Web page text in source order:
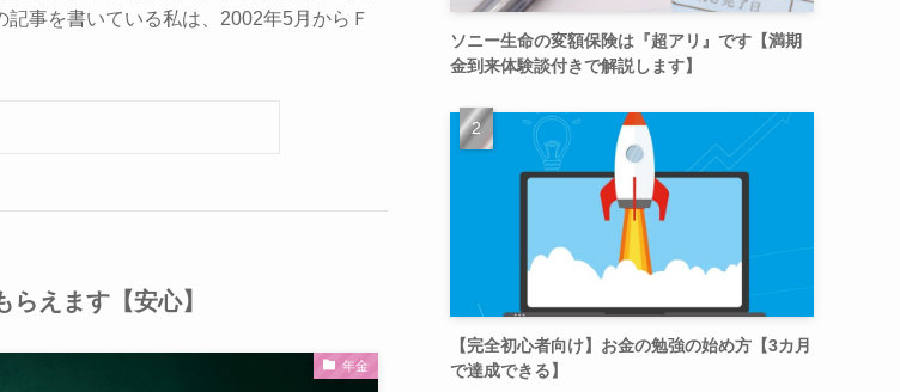
事を書いている私は、2002年5月からＦ
えます【安心】
年金
ソニー生命の変額保険は『超アリ』です【満期
金到来体験談付きで解説します】
【完全初心者向け】お金の勉強の始め方【3カ月
で達成できる】